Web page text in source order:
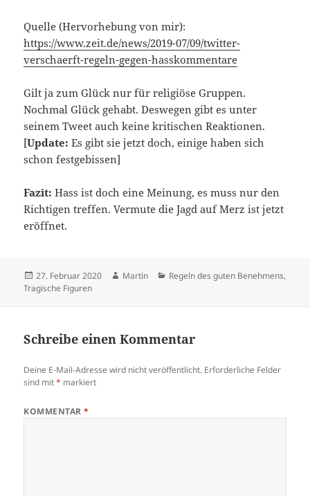
Quelle (Hervorhebung von mir):
https://www.zeit.de/news/2019-07/09/twitter-
verschaerft-regeln-gegen-hasskommentare
Gilt ja zum Glück nur für religiöse Gruppen.
Nochmal Glück gehabt. Deswegen gibt es unter
seinem Tweet auch keine kritischen Reaktionen.
[Update: Es gibt sie jetzt doch, einige haben sich
schon festgebissen]
Fazit: Hass ist doch eine Meinung, es muss nur den
Richtigen treffen. Vermute die Jagd auf Merz ist jetzt
eröffnet.
Veröffentlicht
am
27. Februar 2020 Autor
Martin Kategorien
Regeln des guten Benehmens,
Tragische Figuren
Schreibe einen Kommentar
Deine E-Mail-Adresse wird nicht veröffentlicht. Erforderliche Felder
sind mit* markiert
KOMMENTAR*